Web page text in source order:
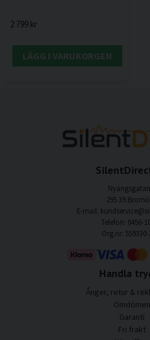
2 799 kr
LÄGG I VARUKORGEN
295 39
E-mail:
Telefon: 0456-
Org.nr:
Handla
Ånger, retur &
Omdömen
Garanti
Fri frakt